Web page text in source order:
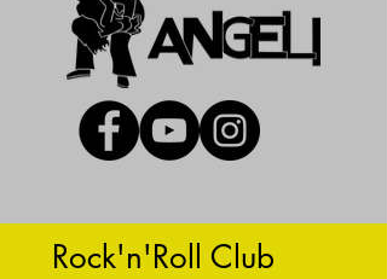
Rock'n'Roll Club